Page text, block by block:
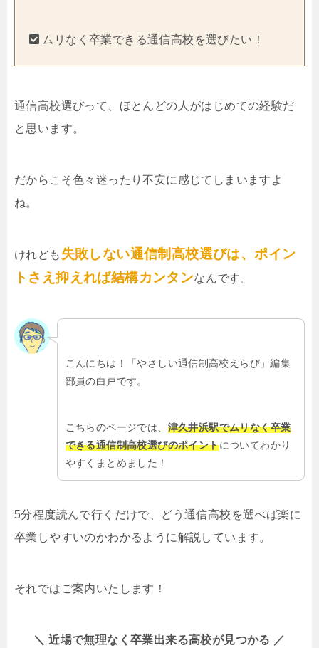
ムリなく卒業できる通信高校を選びたい！
通信高校選びって、ほとんどの人がはじめての経験だ
と思います。
だからこそ色々迷ったり不安に感じてしまいますよ
ね。
けれども 失敗しない通信制高校選びは、ポイン
トさえ抑えれば結構カンタンなんです。
こんにちは！「やさしい通信制高校えらび」編集
部員の白戸です。
こちらのページでは、 津久井浜駅でムリなく卒業
できる通信制高校選びのポイントについてわかり
やすくまとめました！
5分程度読んで行くだけで、どう通信高校を選べば楽に
卒業しやすいのかわかるように解説しています。
それではご案内いたします！
＼ 近場で無理なく卒業出来る高校が見つかる ／